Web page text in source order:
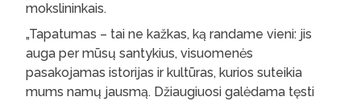
mokslininkais.
„Tapatumas – tai ne kažkas, ką randame vieni: jis
auga per mūsų santykius, visuomenės
pasakojamas istorijas ir kultūras, kurios suteikia
mums namų jausmą. Džiaugiuosi galėdama tęsti